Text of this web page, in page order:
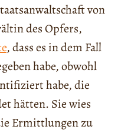
von
des Opfers,
, dass es in dem Fall
habe, obwohl
habe, die
hätten. Sie wies
Ermittlungen zu